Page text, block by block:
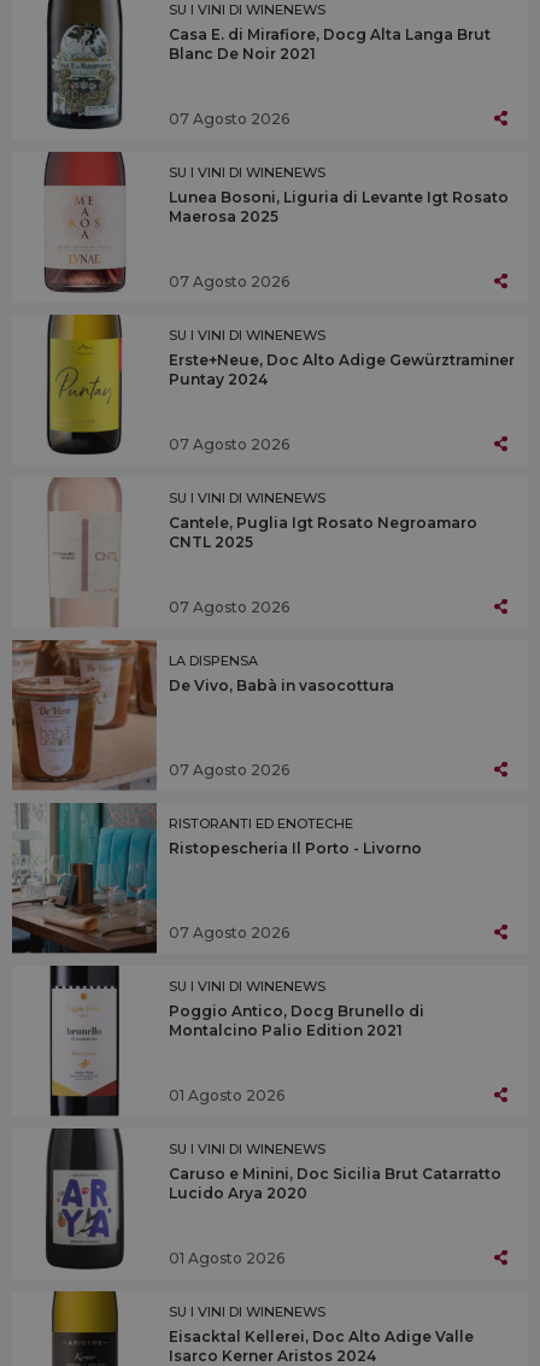
SU I VINI DI WINENEWS
Casa E. di Mirafiore, Docg Alta Langa Brut
Blanc De Noir 2021
07 Agosto 2026
SU I VINI DI WINENEWS
Lunea Bosoni, Liguria di Levante Igt Rosato
Maerosa 2025
07 Agosto 2026
SU I VINI DI WINENEWS
Erste+Neue, Doc Alto Adige Gewürztraminer
Puntay 2024
07 Agosto 2026
SU I VINI DI WINENEWS
Cantele, Puglia Igt Rosato Negroamaro
CNTL 2025
07 Agosto 2026
LA DISPENSA
De Vivo, Babà in vasocottura
07 Agosto 2026
RISTORANTI ED ENOTECHE
Ristopescheria Il Porto - Livorno
07 Agosto 2026
SU I VINI DI WINENEWS
Poggio Antico, Docg Brunello di
Montalcino Palio Edition 2021
01 Agosto 2026
SU I VINI DI WINENEWS
Caruso e Minini, Doc Sicilia Brut Catarratto
Lucido Arya 2020
01 Agosto 2026
SU I VINI DI WINENEWS
Eisacktal Kellerei, Doc Alto Adige Valle
Isarco Kerner Aristos 2024